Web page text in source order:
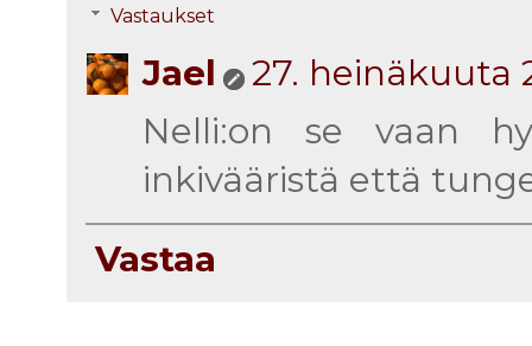
Vastaukset
Jael
27. heinäkuuta
Nelli:on se vaan
inkivääristä että
Vastaa